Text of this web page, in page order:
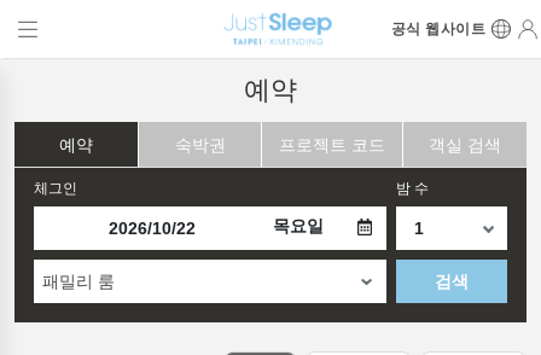
공식 웹사이트
예약
예약 숙박권 프로젝트 코드 객실 검색
체그인
목요일
밤 수
패밀리 룸 검색